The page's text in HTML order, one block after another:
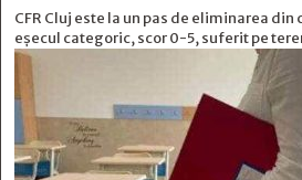
CFR Cluj este la un pas de eliminarea
eșecul categoric, scor 0-5, suferit pe